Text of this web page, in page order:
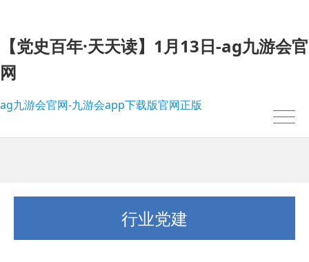
【党史百年·天天读】1月13日-ag九游会官
网
ag九游会官网-九游会app下载版官网正版
行业党建